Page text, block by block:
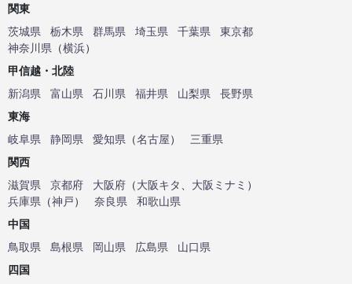
関東
茨城県
栃木県 群馬県 埼玉県 千葉県
東京都
神奈川県 （横浜）
甲信越・北陸
新潟県
富山県 石川県 福井県 山梨県
長野県
東海
岐阜県
静岡県 愛知県 （名古屋）
三重県
関西
滋賀県
京都府 大阪府 （大阪キタ 大阪ミナミ ）
兵庫県 （神戸） 奈良県
和歌山県
中国
鳥取県
島根県 岡山県 広島県
山口県
四国